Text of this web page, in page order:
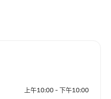
上午10:00 - 下午10:00